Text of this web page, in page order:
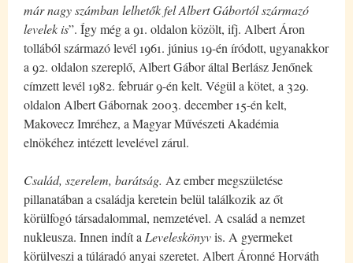
már nagy számban lelhetők fel Albert Gábortól származó
levelek is”. Így még a 91. oldalon közölt, ifj. Albert Áron
tollából származó levél 1961. június 19-én íródott, ugyanakkor
a 92. oldalon szereplő, Albert Gábor által Berlász Jenőnek
címzett levél 1982. február 9-én kelt. Végül a kötet, a 329.
oldalon Albert Gábornak 2003. december 15-én kelt,
Makovecz Imréhez, a Magyar Művészeti Akadémia
elnökéhez intézett levelével zárul.
Család, szerelem, barátság. Az ember megszületése
pillanatában a családja keretein belül találkozik az őt
körülfogó társadalommal, nemzetével. A család a nemzet
nukleusza. Innen indít a Leveleskönyvis. A gyermeket
körülveszi a túláradó anyai szeretet. Albert Áronné Horváth